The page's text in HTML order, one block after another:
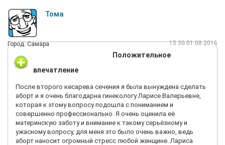
Тома
Город: Самара 15:30 01.08.2016
Положительное
впечатление
После второго кесарева сечения я была вынуждена сделать
аборт и я очень благодарна гинекологу Ларисе Валерьевне,
которая к этому вопросу подошла с пониманием и
совершенно профессионально. Я очень оценила её
материнскую заботу и внимание к такому серьёзному и
ужасному вопросу, для меня это было очень важно, ведь
аборт наносит огромный стресс любой женщине. Лариса